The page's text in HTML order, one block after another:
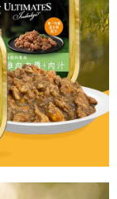
同意方可使用
本公司不負相關責
戶狀況，依本公司即
本公司將視審查結果
現惡意使用之情形，
採取法律行動。